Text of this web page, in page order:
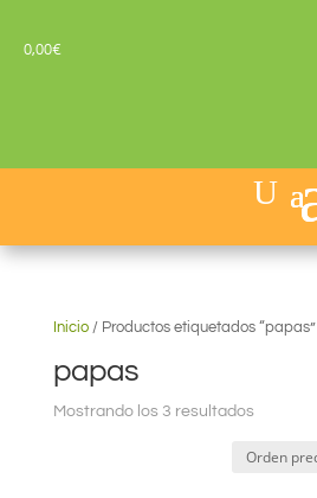
0,00€
Inicio/ Productos etiquetados “papas”
papas
Mostrando los 3 resultados